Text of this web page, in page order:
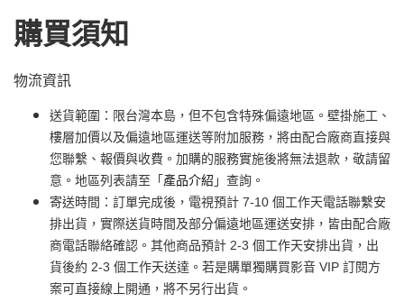
購買須知
物流資訊
送貨範圍：限台灣本島，但不包含特殊偏遠地區。壁掛施工、
樓層加價以及偏遠地區運送等附加服務，將由配合廠商直接與
您聯繫、報價與收費。加購的服務實施後將無法退款，敬請留
意。地區列表請至「 產品介紹 」查詢。
寄送時間：訂單完成後，電視預計 7-10 個工作天電話聯繫安
排出貨，實際送貨時間及部分偏遠地區運送安排，皆由配合廠
商電話聯絡確認。其他商品預計 2-3 個工作天安排出貨，出
貨後約 2-3 個工作天送達。若是購單獨購買影音 VIP 訂閱方
案可直接線上開通，將不另行出貨。